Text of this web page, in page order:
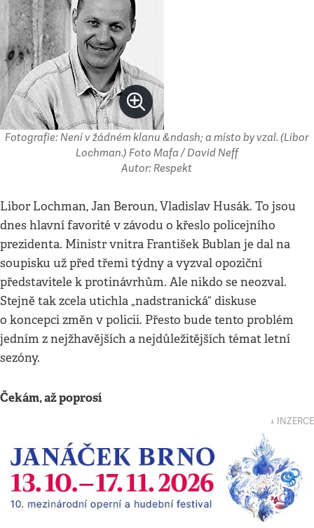
Fotografie: Není v žádném klanu &ndash; a místo by vzal. (Libor
Lochman.) Foto Mafa / David Neff
Autor: Respekt
Libor Lochman, Jan Beroun, Vladislav Husák. To jsou
dnes hlavní favorité v závodu o křeslo policejního
prezidenta. Ministr vnitra František Bublan je dal na
soupisku už před třemi týdny a vyzval opoziční
představitele k protinávrhům. Ale nikdo se neozval.
Stejně tak zcela utichla „nadstranická“ diskuse
o koncepci změn v policii. Přesto bude tento problém
jedním z nejžhavějších a nejdůležitějších témat letní
sezóny.
Čekám, až poprosí
↓ INZERCE